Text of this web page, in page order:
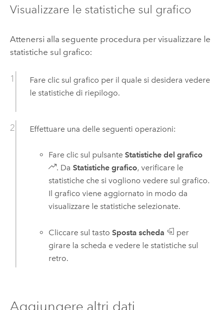
Visualizzare le statistiche sul grafico
Attenersi alla seguente procedura per visualizzare le
statistiche sul grafico:
Fare clic sul grafico per il quale si desidera vedere
le statistiche di riepilogo.
Effettuare una delle seguenti operazioni:
Fare clic sul pulsanteStatistiche del grafico
. DaStatistiche grafico, verificare le
statistiche che si vogliono vedere sul grafico.
Il grafico viene aggiornato in modo da
visualizzare le statistiche selezionate.
Cliccare sul tastoSposta scheda
per
girare la scheda e vedere le statistiche sul
retro.
Aggiungere altri dati